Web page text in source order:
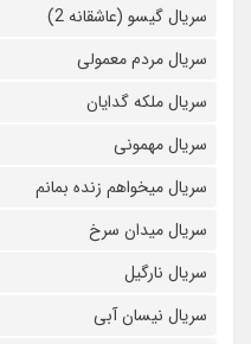
سریال گیسو (عاشقانه 2)
سریال مردم معمولی
سریال ملکه گدایان
سریال مهمونی
سریال میخواهم زنده بمانم
سریال میدان سرخ
سریال نارگیل
سریال نیسان آبی